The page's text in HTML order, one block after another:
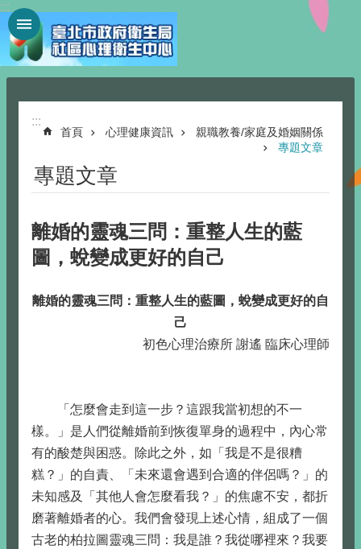
跳到主要內容區塊
:::
:::
首頁 心理健康資訊
親職教養/家庭及婚姻關係
專題文章
專題文章
離婚的靈魂三問：重整人生的藍
圖，蛻變成更好的自己
離婚的靈魂三問：重整人生的藍圖，蛻變成更好的自
己
初色心理治療所 謝遙 臨床心理師
「怎麼會走到這一步？這跟我當初想的不一
樣。」是人們從離婚前到恢復單身的過程中，內心常
有的酸楚與困惑。除此之外，如「我是不是很糟
糕？」的自責、「未來還會遇到合適的伴侶嗎？」的
未知感及「其他人會怎麼看我？」的焦慮不安，都折
磨著離婚者的心。我們會發現上述心情，組成了一個
古老的柏拉圖靈魂三問：我是誰？我從哪裡來？我要